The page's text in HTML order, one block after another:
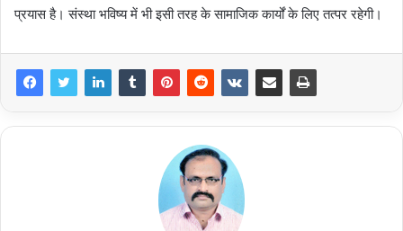
प्रयास है। संस्था भविष्य में भी इसी तरह के सामाजिक कार्यों के लिए तत्पर रहेगी।